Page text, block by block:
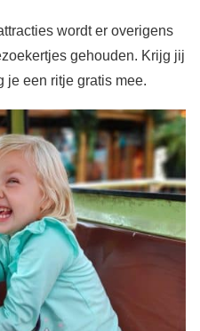
wordt er overigens
gehouden. Krijg jij
je een ritje gratis mee.